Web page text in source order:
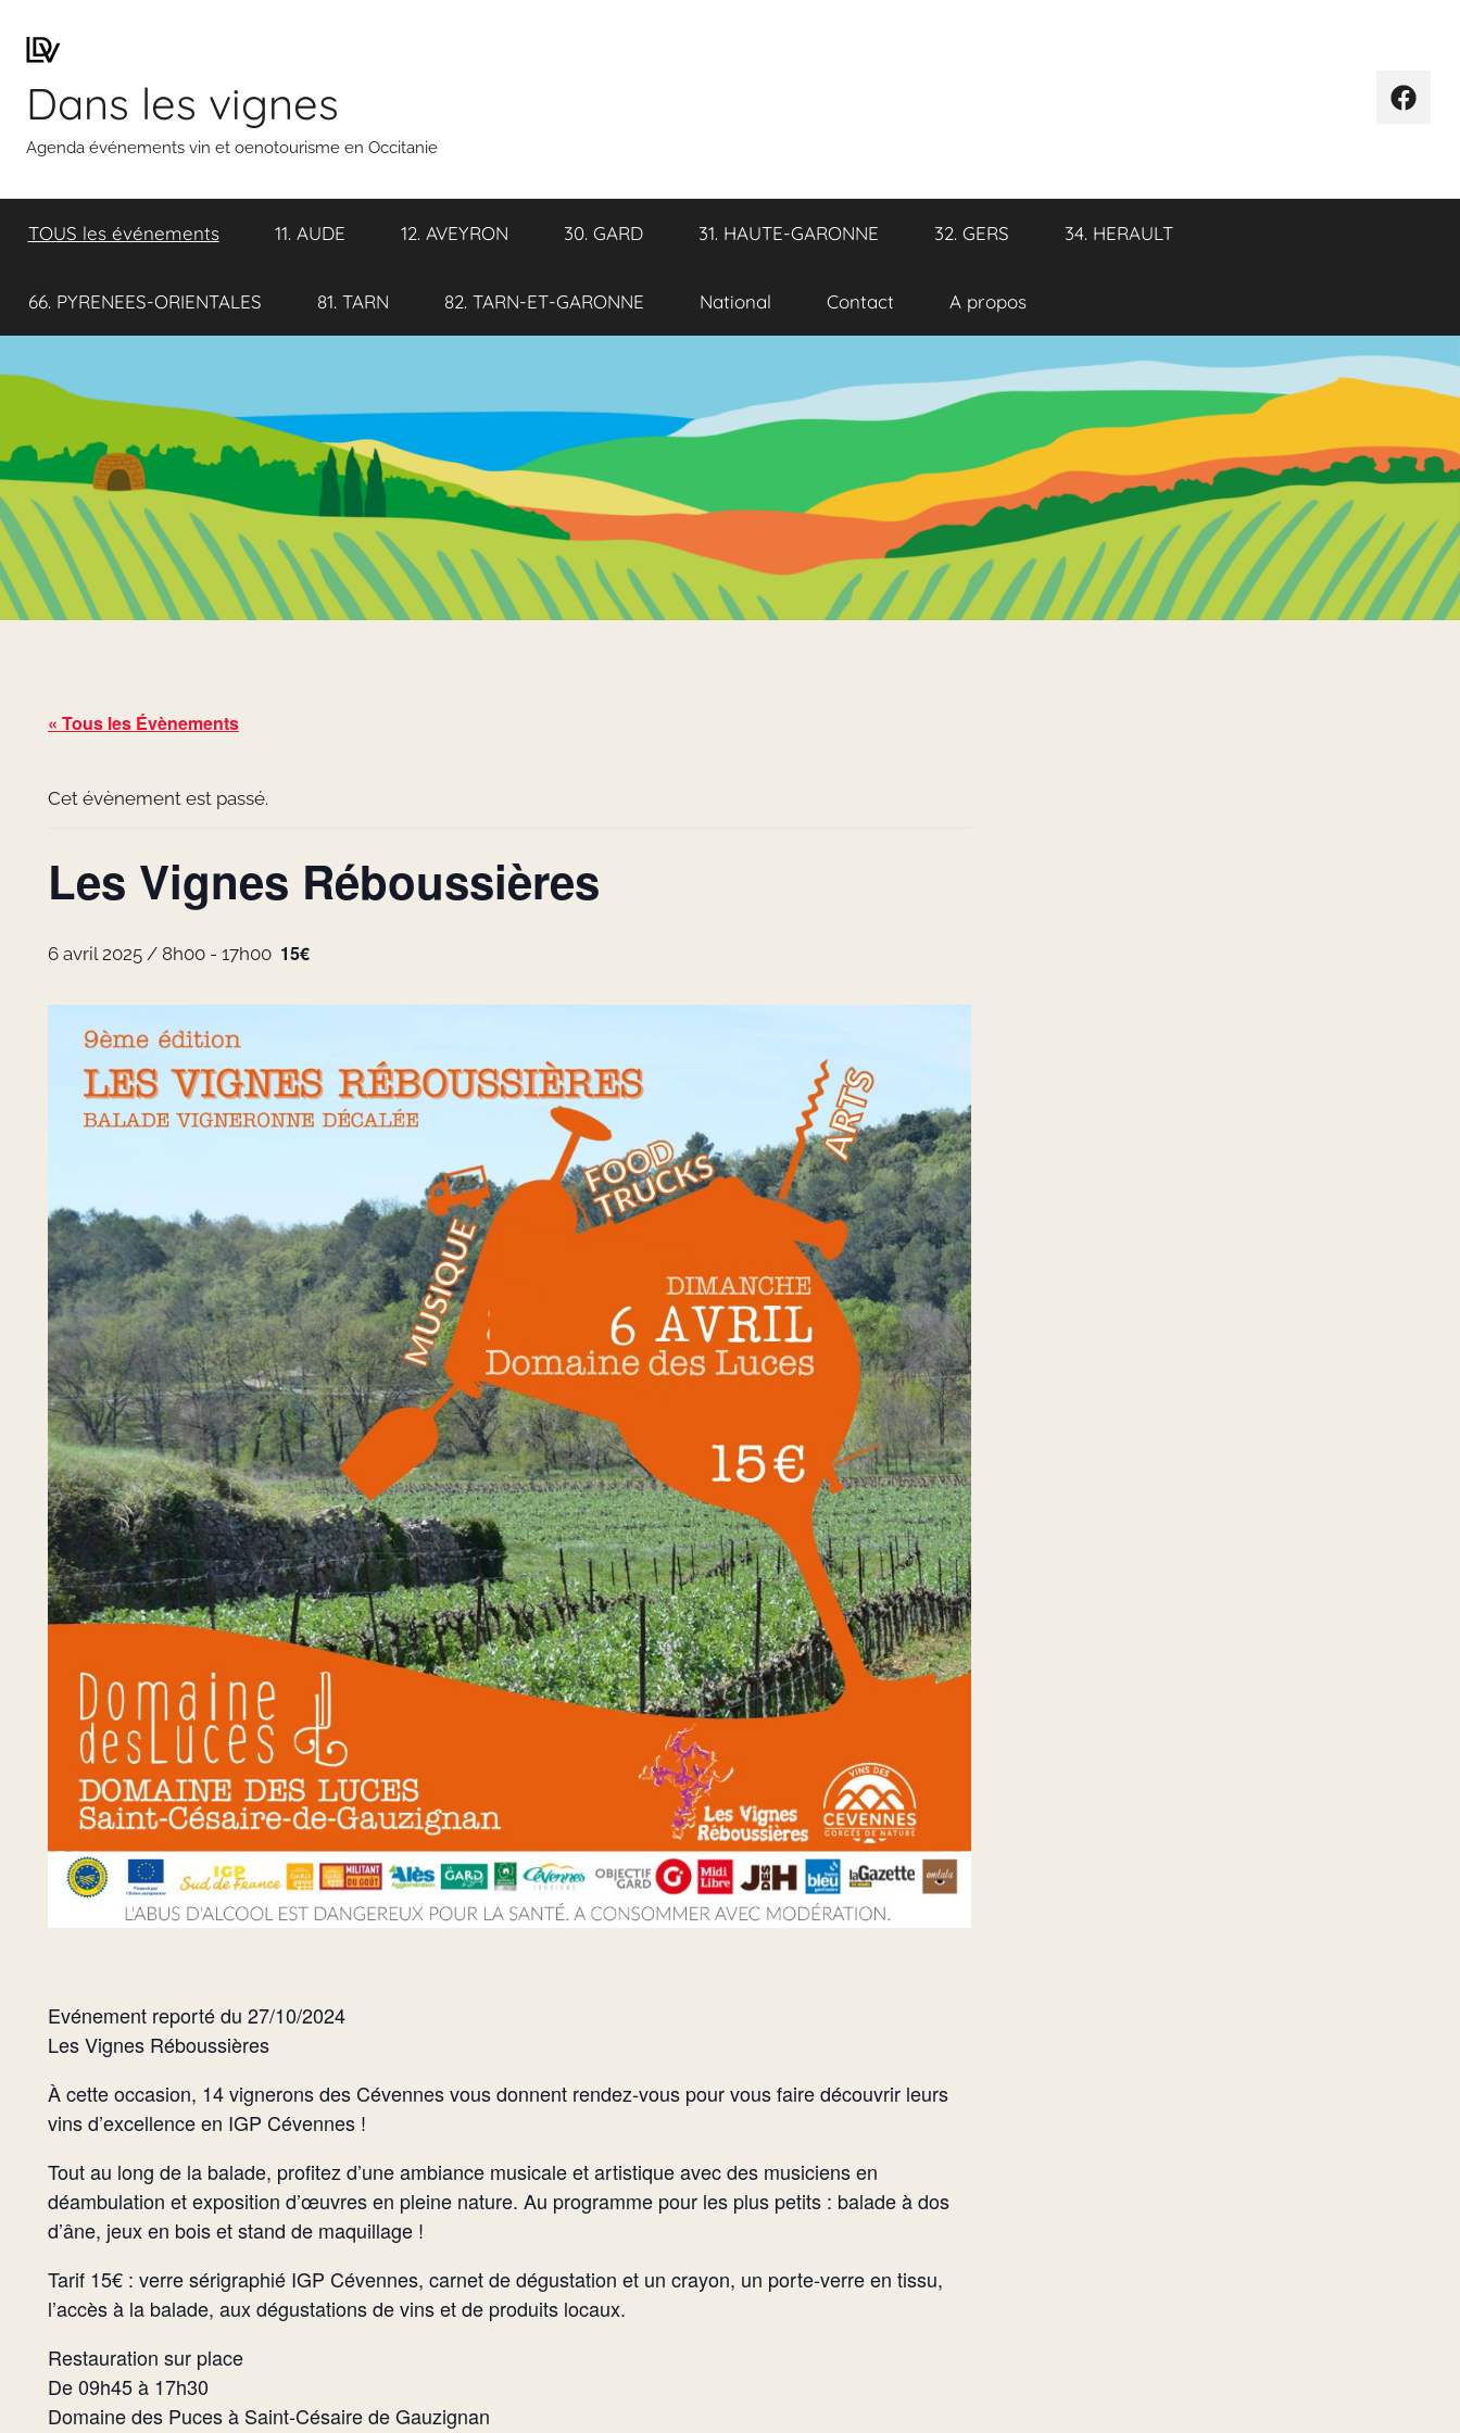
Dans les vignes
Agenda événements vin et oenotourisme en Occitanie
TOUS les événements 11. AUDE 12. AVEYRON 30. GARD 31. HAUTE-GARONNE 32. GERS 34. HERAULT
66. PYRENEES-ORIENTALES 81. TARN 82. TARN-ET-GARONNE National Contact A propos
« Tous les Évènements
Cet évènement est passé.
Les Vignes Réboussières
6 avril 2025 / 8h00 - 17h00 15€
Evénement reporté du 27/10/2024
Les Vignes Réboussières
À cette occasion, 14 vignerons des Cévennes vous donnent rendez-vous pour vous faire découvrir leurs
vins d’excellence en IGP Cévennes !
Tout au long de la balade, profitez d’une ambiance musicale et artistique avec des musiciens en
déambulation et exposition d’œuvres en pleine nature. Au programme pour les plus petits : balade à dos
d’âne, jeux en bois et stand de maquillage !
Tarif 15€ : verre sérigraphié IGP Cévennes, carnet de dégustation et un crayon, un porte-verre en tissu,
l’accès à la balade, aux dégustations de vins et de produits locaux.
Restauration sur place
De 09h45 à 17h30
Domaine des Puces à Saint-Césaire de Gauzignan